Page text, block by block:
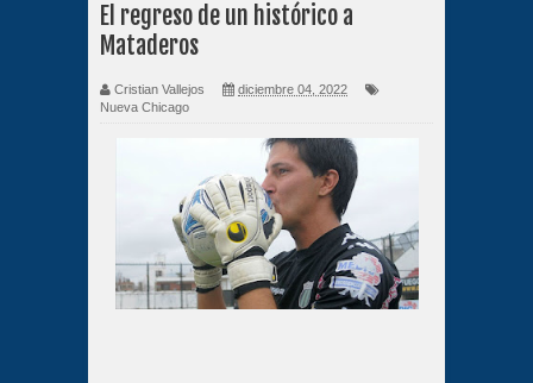
El regreso de un histórico a
Mataderos
Cristian Vallejos
diciembre 04, 2022
Nueva Chicago